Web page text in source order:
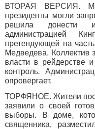
ВТОРАЯ ВЕРСИЯ.
президенты могли
решила донести
администрацией
претендующей на
Медведева. Коллектив
власти в рейдерстве
контроль.
опровергает.
ТОРФЯНОЕ. Жители
заявили о своей
выборы. В доме,
священника,